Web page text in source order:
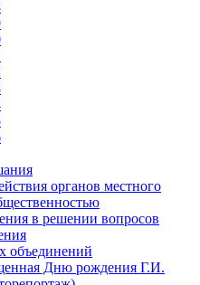
органов местного
в решении вопросов
объединений
Дню рождения Г.И.